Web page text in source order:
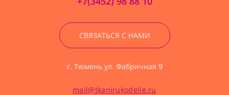
СВЯЗАТЬСЯ С НАМИ
г. Тюмень ул. Фабричная 9
mail@tkanirukodelie.ru